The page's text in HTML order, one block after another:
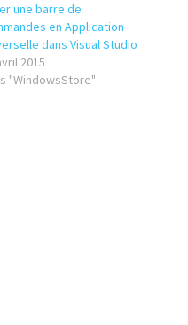
une barre de
en Application
dans Visual Studio
2015
"WindowsStore"